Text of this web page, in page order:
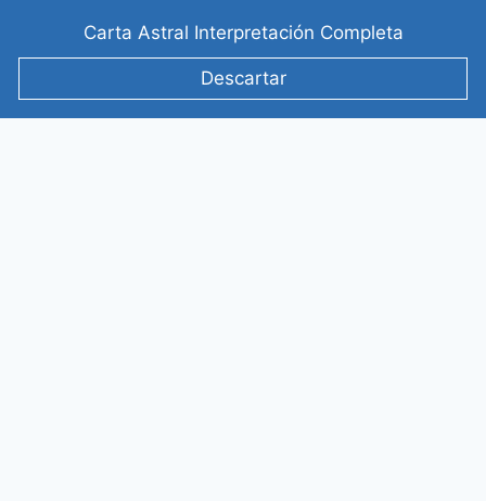
Carta Astral Interpretación Completa
Descartar